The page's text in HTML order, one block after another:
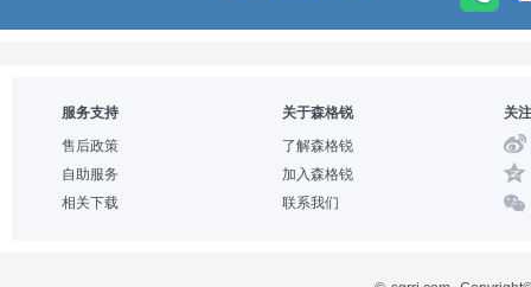
服务支持
售后政策
自助服务
相关下载
关于森格锐
了解森格锐
加入森格锐
联系我们
关